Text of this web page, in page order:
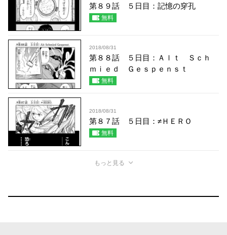
第８９話 ５日目：記憶の穿孔
無料
2018/08/31
第８８話 ５日目：Ａｌｔ Ｓｃｈ
ｍｉｅｄ Ｇｅｓｐｅｎｓｔ
無料
2018/08/31
第８７話 ５日目：≠ＨＥＲＯ
無料
もっと見る